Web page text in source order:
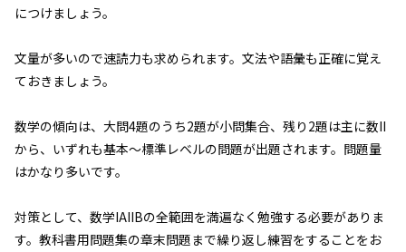
につけましょう。
文量が多いので速読力も求められます。文法や語彙も正確に覚え
ておきましょう。
数学の傾向は、大問4題のうち2題が小問集合、残り2題は主に数II
から、いずれも基本～標準レベルの問題が出題されます。問題量
はかなり多いです。
対策として、数学IAIIBの全範囲を満遍なく勉強する必要がありま
す。教科書用問題集の章末問題まで繰り返し練習をすることをお